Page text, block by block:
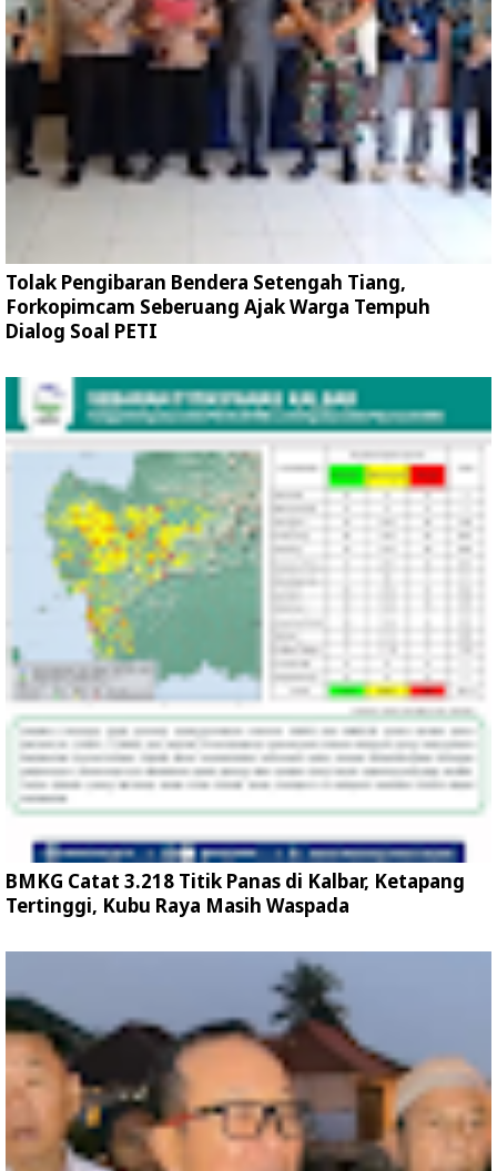
Tolak Pengibaran Bendera Setengah Tiang,
Forkopimcam Seberuang Ajak Warga Tempuh
Dialog Soal PETI
BMKG Catat 3.218 Titik Panas di Kalbar, Ketapang
Tertinggi, Kubu Raya Masih Waspada